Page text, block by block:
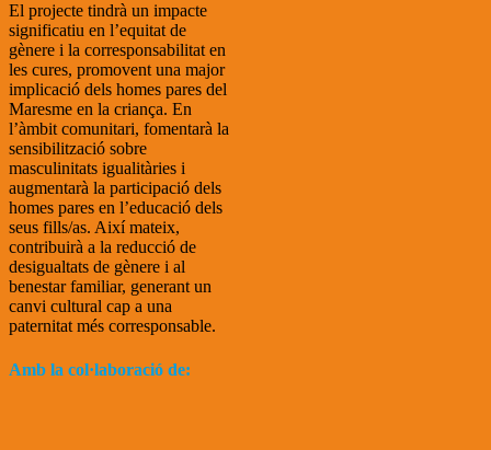
El projecte tindrà un impacte
significatiu en l’equitat de
gènere i la corresponsabilitat en
les cures, promovent una major
implicació dels homes pares del
Maresme en la criança. En
l’àmbit comunitari, fomentarà la
sensibilització sobre
masculinitats igualitàries i
augmentarà la participació dels
homes pares en l’educació dels
seus fills/as. Així mateix,
contribuirà a la reducció de
desigualtats de gènere i al
benestar familiar, generant un
canvi cultural cap a una
paternitat més corresponsable.
Amb la col·laboració de: